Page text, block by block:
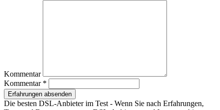
Kommentar
Kommentar *
Erfahrungen absenden
Die besten DSL-Anbieter im Test - Wenn Sie nach Erfahrungen,